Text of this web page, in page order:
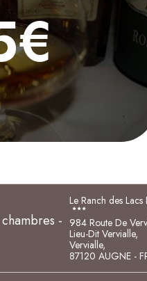
chambres -
Le Ranch des
984 Route De
Lieu-Dit Vervialle,
Vervialle,
87120 AUGNE -